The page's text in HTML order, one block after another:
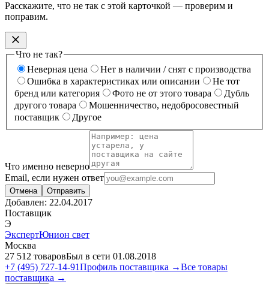
Расскажите, что не так с этой карточкой — проверим и
поправим.
Что не так?
Неверная цена
Нет в наличии / снят с производства
Ошибка в характеристиках или описании
Не тот
бренд или категория
Фото не от этого товара
Дубль
другого товара
Мошенничество, недобросовестный
поставщик
Другое
Что именно неверно
Email, если нужен ответ
Отмена Отправить
Добавлен: 22.04.2017
Поставщик
Э
ЭкспертЮнион свет
Москва
27 512 товаровБыл в сети 01.08.2018
+7 (495) 727-14-91Профиль поставщика →Все товары
поставщика →